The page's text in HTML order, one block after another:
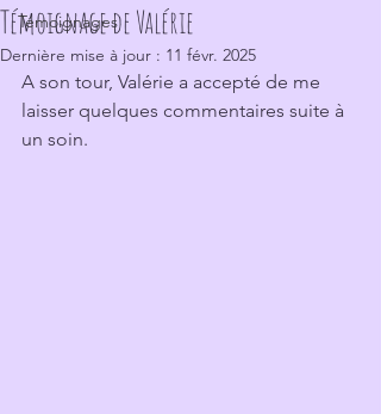
Témoignages
Témoignage de Valérie
Dernière mise à jour : 11 févr. 2025
A son tour, Valérie a accepté de me
laisser quelques commentaires suite à
un soin.